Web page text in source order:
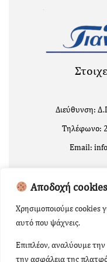
Αποδοχή cookies
Χρησιμοποιούμε cookies
αυτό που ψάχνεις.
Επιπλέον, αναλύουμε
την ασφάλεια της
Διεύθυνση:
Τηλέφωνο:
Email: